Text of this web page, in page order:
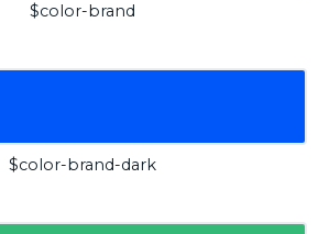
$color-brand
$color-brand-dark